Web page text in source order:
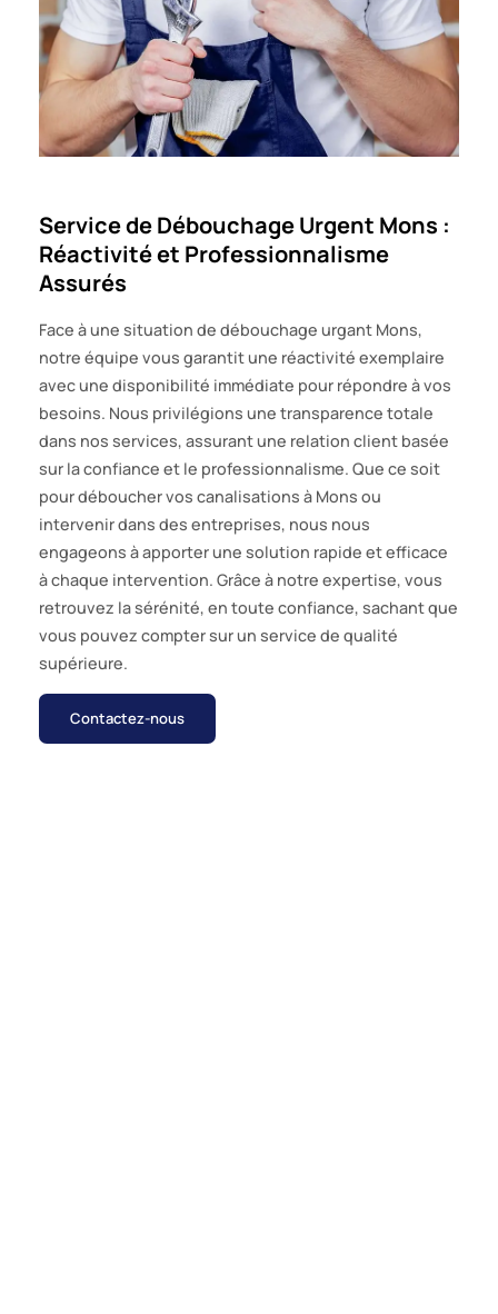
Service de Débouchage Urgent Mons :
Réactivité et Professionnalisme
Assurés
Face à une situation de débouchage urgant Mons,
notre équipe vous garantit une réactivité exemplaire
avec une disponibilité immédiate pour répondre à vos
besoins. Nous privilégions une transparence totale
dans nos services, assurant une relation client basée
sur la confiance et le professionnalisme. Que ce soit
pour déboucher vos canalisations à Mons ou
intervenir dans des entreprises, nous nous
engageons à apporter une solution rapide et efficace
à chaque intervention. Grâce à notre expertise, vous
retrouvez la sérénité, en toute confiance, sachant que
vous pouvez compter sur un service de qualité
supérieure.
Contactez-nous